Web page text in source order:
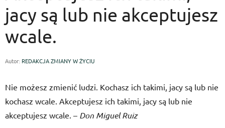
jacy są lub nie akceptujesz
wcale.
Autor: REDAKCJA ZMIANY W ŻYCIU
Nie możesz zmienić ludzi. Kochasz ich takimi, jacy są lub nie
kochasz wcale. Akceptujesz ich takimi, jacy są lub nie
akceptujesz wcale. – Don Miguel Ruiz